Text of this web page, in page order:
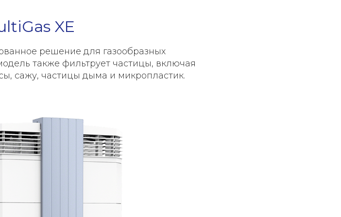
XE
решение для газообразных
также фильтрует частицы, включая
сажу, частицы дыма и микропластик.